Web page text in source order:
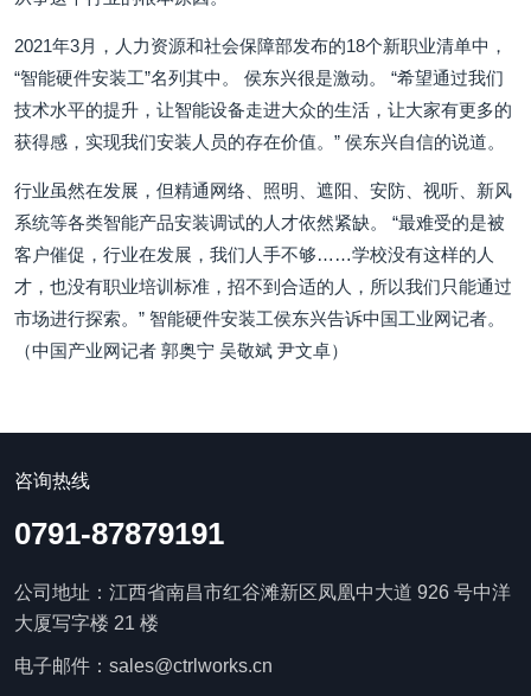
2021年3月，人力资源和社会保障部发布的18个新职业清单中，
“智能硬件安装工”名列其中。 侯东兴很是激动。 “希望通过我们
技术水平的提升，让智能设备走进大众的生活，让大家有更多的
获得感，实现我们安装人员的存在价值。” 侯东兴自信的说道。
行业虽然在发展，但精通网络、照明、遮阳、安防、视听、新风
系统等各类智能产品安装调试的人才依然紧缺。 “最难受的是被
客户催促，行业在发展，我们人手不够……学校没有这样的人
才，也没有职业培训标准，招不到合适的人，所以我们只能通过
市场进行探索。” 智能硬件安装工侯东兴告诉中国工业网记者。
（中国产业网记者 郭奥宁 吴敬斌 尹文卓）
咨询热线
0791-87879191
公司地址：江西省南昌市红谷滩新区凤凰中大道 926 号中洋
大厦写字楼 21 楼
电子邮件：sales@ctrlworks.cn